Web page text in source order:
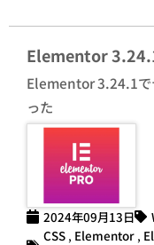
Elementor
Elementor 3.24.1で
った
2024年09月13日
CSS , Elementor ,